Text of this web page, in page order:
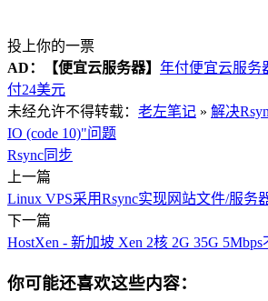
投上你的一票
AD：
【便宜云服务器】 年付便宜云服务
付24美元
未经允许不得转载： 老左笔记 » 解决
IO (code 10)"问题
Rsync同步
上一篇
Linux VPS采用Rsync实现网站文件/服务
下一篇
HostXen - 新加坡 Xen 2核 2G 35G 5Mbps
你可能还喜欢这些内容：